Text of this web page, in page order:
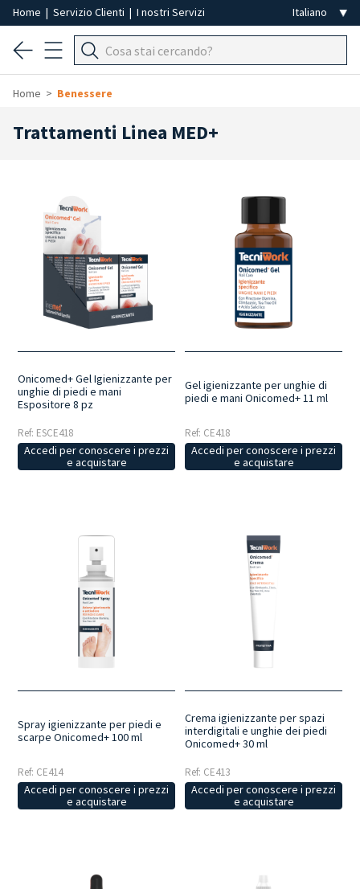
Home | Servizio Clienti | I nostri Servizi
Home Benessere
Trattamenti Linea MED+
Onicomed+ Gel Igienizzante per
unghie di piedi e mani
Espositore 8 pz
Ref: ESCE418
Accedi per conoscere i prezzi
e acquistare
Gel igienizzante per unghie di
piedi e mani Onicomed+ 11 ml
Ref: CE418
Accedi per conoscere i prezzi
e acquistare
Spray igienizzante per piedi e
scarpe Onicomed+ 100 ml
Ref: CE414
Accedi per conoscere i prezzi
e acquistare
Crema igienizzante per spazi
interdigitali e unghie dei piedi
Onicomed+ 30 ml
Ref: CE413
Accedi per conoscere i prezzi
e acquistare